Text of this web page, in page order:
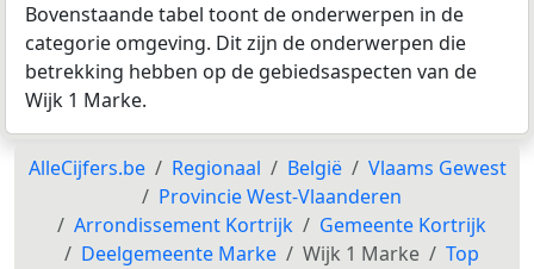
Bovenstaande tabel toont de onderwerpen in de
categorie omgeving. Dit zijn de onderwerpen die
betrekking hebben op de gebiedsaspecten van de
Wijk 1 Marke.
AlleCijfers.be Regionaal België
Vlaams Gewest
Provincie West-Vlaanderen
Arrondissement Kortrijk
Gemeente Kortrijk
Deelgemeente Marke
Wijk 1 Marke Top